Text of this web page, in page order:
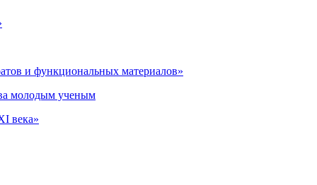
и функциональных материалов»
молодым ученым
века»